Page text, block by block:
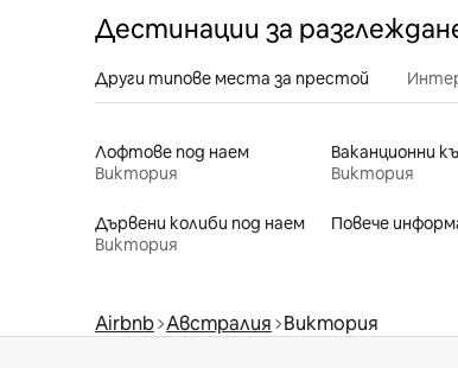
Дестинации за
Други типове места за престой
Лофтове под наем
Виктория
Виктория
Дървени колиби под наем
Виктория
Повече
Airbnb Австралия Виктория